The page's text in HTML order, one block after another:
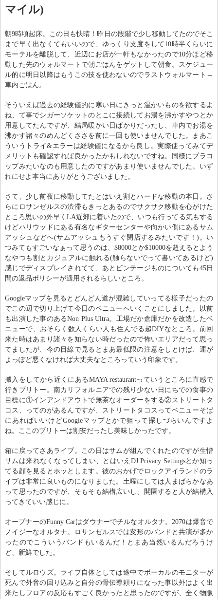
マイル)
朝9時頃起床。この日も快晴！昨日の段階で少し移動してたのでそこ
まで早く出なくてもいいので、ゆっくり支度をして10時半くらいに
モーテルを離脱して、近辺にお店が一軒もなかったので10分ほど移
動した先のウォルマートで朝ごはんをゲットして朝食。スケジュー
ル的に明日以降はもうこの技を使わないのでラストウォルマート→
車内ごはん。
そういえば過去の経験値的に寒い日にきっと温かいものを欲するよ
ね、て事でシガーソケットのとこに接続してお湯を沸かすやつとか
用意してたんですが、結局暖かい日ばかりだったし、車内でお湯を
沸かす諸々のめんどくささを前に一回も使いませんでした。まあこ
ういうトライ&エラーは経験値になるから良し。実際使ってみてデ
メリットも確認すれば良かったかもしれないですね。同様にプラコ
ップみたいなのも用意したのですがあまり使いませんでした。いず
れにせよ本当にありがとうございました。
さて、少し前夜に移動してたとはいえ割とハードな移動の本日。さ
らにロサンゼルスの渋滞もきっとあるのでサクサク移動を心がけた
ところ思いの外早くLA近郊に着いたので、いつも行ってる気もする
けどハリウッドにある有名なギターセンターや向かい側にあるサム
アッシュなどへ(サムアッシュもうすぐ閉店するみたいです！)。い
つみてもすごいなぁって思うのは、$8000とか$10000を超えるとよう
なやつも割とカジュアルに触れる(触らないでって書いてあるけど)
感じでディスプレイされてて、あとビンテージものについても45日
間の返品ポリシーが適用されるらしいところ。
Googleマップを見るとどんどん道が混雑していってる様子だったの
でこの辺で切り上げて今日のベニューへいくことにしました。以前
も出演した事のあるNon Plus Ultra。工場だか倉庫だかを改造したベ
ニューで、おそらく数人くらい人も住んでる超DIYなところ。前回
来た時はあまり諸々を知らない時だったので怖いエリアだって思っ
てましたが、今の目線で見るとまあ最低限の注意をしとけば、運が
よっぽど悪くなければ大丈夫なところっていう印象です。
搬入をしてから近くにあるMAYA restaurantっていうところに直感で
行きブリトー。南カリフォルニアでの残り少ない日にちでの食事の
目標に①インアンドアウトで無茶なオーダーをする②ストリートタ
コス、ってのがあるんですが、ストリートタコスってベニューそば
にあればいいけどGoogleマップとかで狙って探しづらいんですよ
ね。ここのブリトーは割安だったし美味しかったです。
箱に戻ってさあライブ。この日はサムが組んでくれたのですが生憎
サムは来れなくなってしまい、とはいえDJ Privacy Settingsとか知っ
てる顔を見るとホッとします。彼のおかげでロックアイランドのラ
イブは非常に良いものになりました。土曜にしては人まばらかなあ
って思ったのですが、そもそも結構広いし、開園すると人が結構入
ってきていい感じに。
オープナーのFunny Carはダウナーでチルなオルタナ。2070は爆音で
ノイジーなオルタナ。ロサンゼルスでは変形のバンドと共演が多か
ったのでこういうバンドもいるんだ！とまあ当然いるんだろうけ
ど、新鮮でした。
そしてルロウズ。ライブ自体としては途中でボーカルのモニターが
死んで外音の回り込みと自分の骨伝導頼りになった事以外はよく出
来たしフロアの反応もすごく良かったと思ったのですが、全く物販